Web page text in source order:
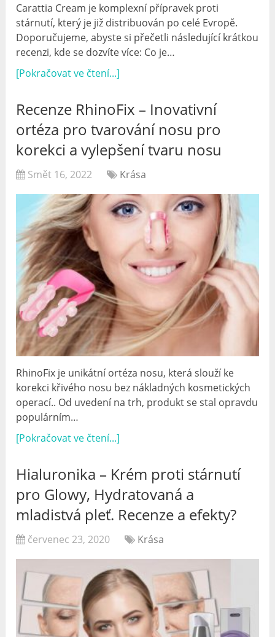
Carattia Cream je komplexní přípravek proti
stárnutí, který je již distribuován po celé Evropě.
Doporučujeme, abyste si přečetli následující krátkou
recenzi, kde se dozvíte více: Co je…
[Pokračovat ve čtení...]
Recenze RhinoFix – Inovativní
ortéza pro tvarování nosu pro
korekci a vylepšení tvaru nosu
Smět 16, 2022 Krása
RhinoFix je unikátní ortéza nosu, která slouží ke
korekci křivého nosu bez nákladných kosmetických
operací.. Od uvedení na trh, produkt se stal opravdu
populárním…
[Pokračovat ve čtení...]
Hialuronika – Krém proti stárnutí
pro Glowy, Hydratovaná a
mladistvá pleť. Recenze a efekty?
červenec 23, 2020 Krása